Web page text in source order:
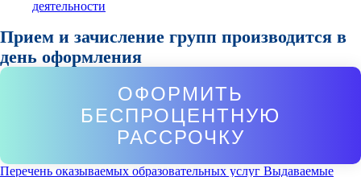
деятельности
Прием и зачисление групп производится в
день оформления
ОФОРМИТЬ
БЕСПРОЦЕНТНУЮ
РАССРОЧКУ
Перечень оказываемых образовательных услуг Выдаваемые